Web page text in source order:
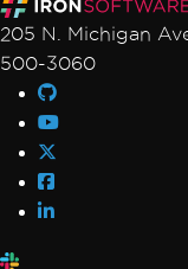
205 N. Michigan
500-3060